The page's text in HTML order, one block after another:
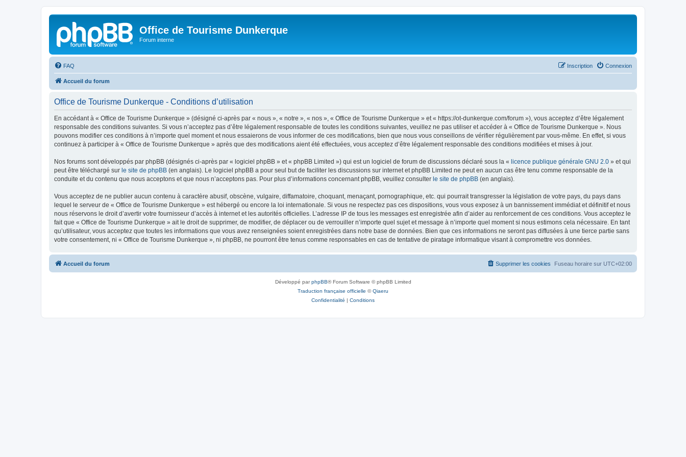
Office de Tourisme Dunkerque
Forum interne
FAQ Connexion
Inscription
Accueil du forum
Office de Tourisme Dunkerque - Conditions d’utilisation
En accédant à « Office de Tourisme Dunkerque » (désigné ci-après par « nous », « notre », « nos », « Office de Tourisme Dunkerque » et « https://ot-dunkerque.com/forum »), vous acceptez d’être légalement
responsable des conditions suivantes. Si vous n’acceptez pas d’être légalement responsable de toutes les conditions suivantes, veuillez ne pas utiliser et accéder à « Office de Tourisme Dunkerque ». Nous
pouvons modifier ces conditions à n’importe quel moment et nous essaierons de vous informer de ces modifications, bien que nous vous conseillons de vérifier régulièrement par vous-même. En effet, si vous
continuez à participer à « Office de Tourisme Dunkerque » après que des modifications aient été effectuées, vous acceptez d’être légalement responsable des conditions modifiées et mises à jour.
Nos forums sont développés par phpBB (désignés ci-après par « logiciel phpBB » et « phpBB Limited ») qui est un logiciel de forum de discussions déclaré sous la « licence publique générale GNU 2.0 » et qui
peut être téléchargé sur le site de phpBB (en anglais). Le logiciel phpBB a pour seul but de faciliter les discussions sur internet et phpBB Limited ne peut en aucun cas être tenu comme responsable de la
conduite et du contenu que nous acceptons et que nous n’acceptons pas. Pour plus d’informations concernant phpBB, veuillez consulter le site de phpBB (en anglais).
Vous acceptez de ne publier aucun contenu à caractère abusif, obscène, vulgaire, diffamatoire, choquant, menaçant, pornographique, etc. qui pourrait transgresser la législation de votre pays, du pays dans
lequel le serveur de « Office de Tourisme Dunkerque » est hébergé ou encore la loi internationale. Si vous ne respectez pas ces dispositions, vous vous exposez à un bannissement immédiat et définitif et nous
nous réservons le droit d’avertir votre fournisseur d’accès à internet et les autorités officielles. L’adresse IP de tous les messages est enregistrée afin d’aider au renforcement de ces conditions. Vous acceptez le
fait que « Office de Tourisme Dunkerque » ait le droit de supprimer, de modifier, de déplacer ou de verrouiller n’importe quel sujet et message à n’importe quel moment si nous estimons cela nécessaire. En tant
qu’utilisateur, vous acceptez que toutes les informations que vous avez renseignées soient enregistrées dans notre base de données. Bien que ces informations ne seront pas diffusées à une tierce partie sans
votre consentement, ni « Office de Tourisme Dunkerque », ni phpBB, ne pourront être tenus comme responsables en cas de tentative de piratage informatique visant à compromettre vos données.
Accueil du forum Fuseau horaire sur UTC+02:00
Supprimer les cookies
Développé parphpBB® Forum Software © phpBB Limited
Traduction française officielle ©Qiaeru
Confidentialité | Conditions